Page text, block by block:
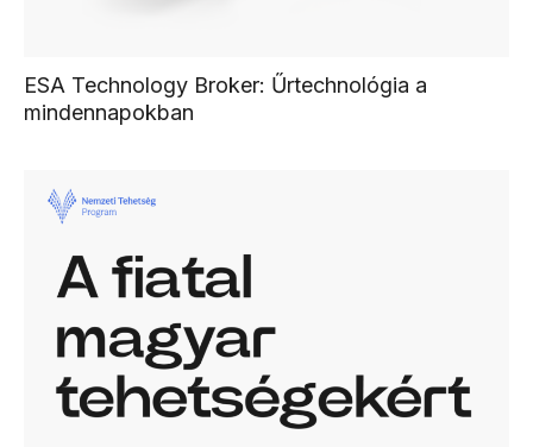
ESA Technology Broker: Űrtechnológia a
mindennapokban